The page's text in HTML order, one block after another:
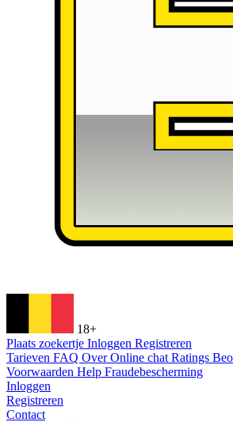
18+
Plaats zoekertje Inloggen Registreren
Tarieven FAQ OverOnline chat Ratings
Voorwaarden Help Fraudebescherming
Inloggen
Registreren
Contact